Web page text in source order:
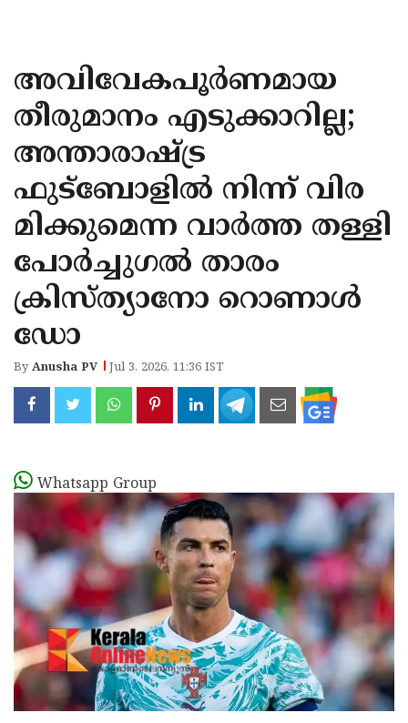
KANNUR
KASARAGOD
അവിവേകപൂര്‍ണമായ
തീരുമാനം എടുക്കാറില്ല;
അന്താരാഷ്ട്ര
ഫുട്ബോളില്‍ നിന്ന് വിര
മിക്കുമെന്ന വാർത്ത തള്ളി
പോർച്ചുഗൽ താരം
ക്രിസ്ത്യാനോ റൊണാൾ
ഡോ
ByAnusha PV Jul 3, 2026, 11:36 IST
Whatsapp Group